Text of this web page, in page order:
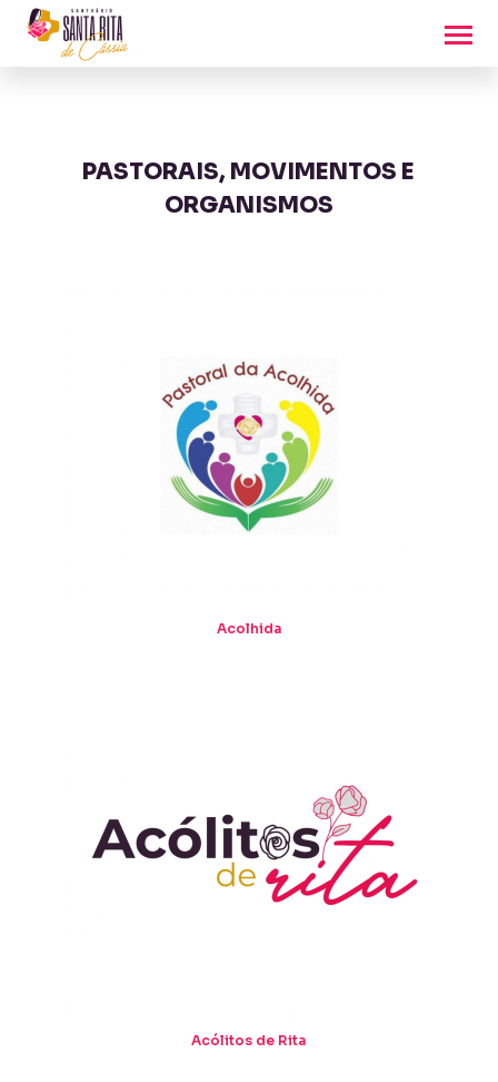
PASTORAIS, MOVIMENTOS E
ORGANISMOS
Acolhida
Acólitos de Rita